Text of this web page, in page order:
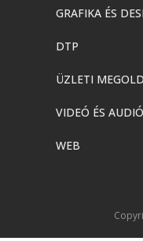
GRAFIKA ÉS
DTP
ÜZLETI
VIDEÓ ÉS AUDIÓ
WEB